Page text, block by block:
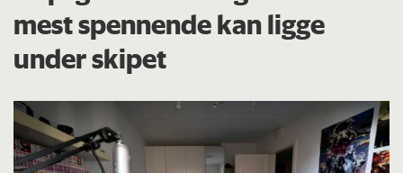
mest spennende kan ligge
under skipet